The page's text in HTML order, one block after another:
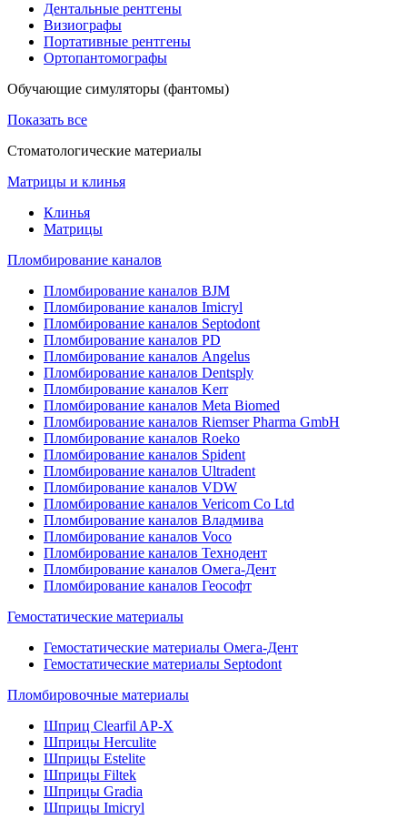
Дентальные рентгены
Визиографы
Портативные рентгены
Ортопантомографы
Обучающие симуляторы (фантомы)
Показать все
Стоматологические материалы
Матрицы и клинья
Клинья
Матрицы
Пломбирование каналов
Пломбирование каналов BJM
Пломбирование каналов Imicryl
Пломбирование каналов Septodont
Пломбирование каналов PD
Пломбирование каналов Angelus
Пломбирование каналов Dentsply
Пломбирование каналов Kerr
Пломбирование каналов Meta Biomed
Пломбирование каналов Riemser Pharma GmbH
Пломбирование каналов Roeko
Пломбирование каналов Spident
Пломбирование каналов Ultradent
Пломбирование каналов VDW
Пломбирование каналов Vericom Co Ltd
Пломбирование каналов Владмива
Пломбирование каналов Voco
Пломбирование каналов Технодент
Пломбирование каналов Омега-Дент
Пломбирование каналов Геософт
Гемостатические материалы
Гемостатические материалы Омега-Дент
Гемостатические материалы Septodont
Пломбировочные материалы
Шприц Clearfil AP-X
Шприцы Herculite
Шприцы Estelite
Шприцы Filtek
Шприцы Gradia
Шприцы Imicryl